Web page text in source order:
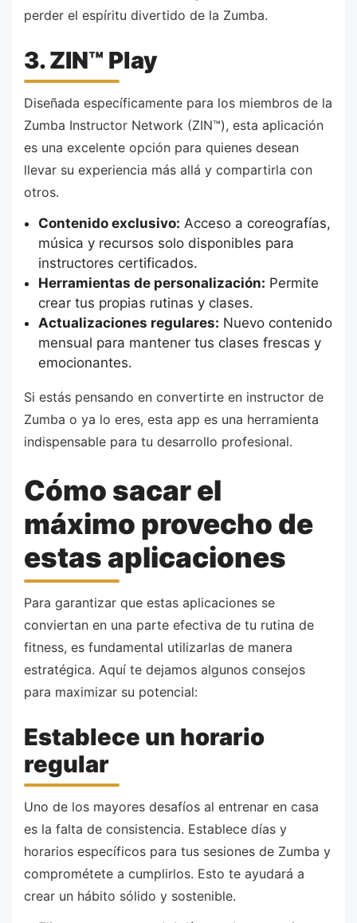
perder el espíritu divertido de la Zumba.
3. ZIN™ Play
Diseñada específicamente para los miembros de la
Zumba Instructor Network (ZIN™), esta aplicación
es una excelente opción para quienes desean
llevar su experiencia más allá y compartirla con
otros.
Contenido exclusivo: Acceso a coreografías,
música y recursos solo disponibles para
instructores certificados.
Herramientas de personalización: Permite
crear tus propias rutinas y clases.
Actualizaciones regulares: Nuevo contenido
mensual para mantener tus clases frescas y
emocionantes.
Si estás pensando en convertirte en instructor de
Zumba o ya lo eres, esta app es una herramienta
indispensable para tu desarrollo profesional.
Cómo sacar el
máximo provecho de
estas aplicaciones
Para garantizar que estas aplicaciones se
conviertan en una parte efectiva de tu rutina de
fitness, es fundamental utilizarlas de manera
estratégica. Aquí te dejamos algunos consejos
para maximizar su potencial:
Establece un horario
regular
Uno de los mayores desafíos al entrenar en casa
es la falta de consistencia. Establece días y
horarios específicos para tus sesiones de Zumba y
comprométete a cumplirlos. Esto te ayudará a
crear un hábito sólido y sostenible.